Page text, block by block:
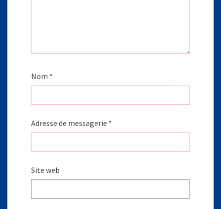
Nom *
Adresse de messagerie *
Site web